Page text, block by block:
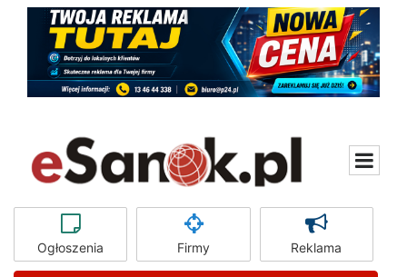
Ogłoszenia Firmy Reklama